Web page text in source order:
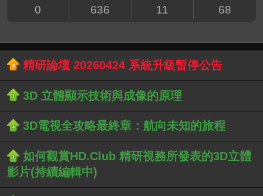
0 636 11 68
精研論壇 20260424 系統升級暫停公告
3D 立體顯示技術與成像的原理
3D電視全攻略最終章：航向未知的旅程
如何觀賞HD.Club 精研視務所發表的3D立體
影片(持續編輯中)